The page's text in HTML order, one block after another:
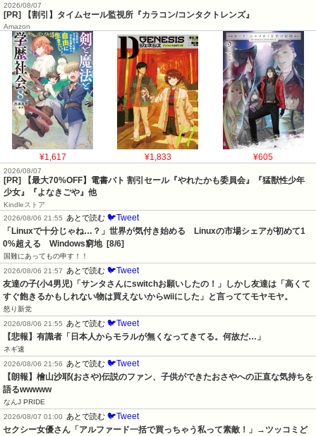
2026/08/07
[PR] 【割引】タイムセール監視所『カラコン/コンタクトレンズ』
Amazon
¥1,617 ¥1,833 ¥605
2026/08/07
[PR]
【最大70%OFF】電書バト 割引セール『やれたかも委員会』『猛獣性少年
少女』『よなきごや』他
Kindleストア
2026/08/06 21:55 あとで読む 🐦Tweet
「Linuxで十分じゃね…？」世界が気付き始める　Linuxの市場シェアが初めて1
0%超える　Windows窮地  [8/6]
国難にあってもの申す！！
2026/08/06 21:57 あとで読む 🐦Tweet
友達の子(小4男児)「サンタさんにswitchお願いしたの！」しかし友達は「高くて
すぐ飽きるかもしれない物は買えないからwiiにした」と言っててモヤモヤ。
怒り新党
2026/08/06 21:55 あとで読む 🐦Tweet
【悲報】有識者「日本人からモラルが無くなってきてる。何故だ…」
ネギ速
2026/08/06 21:56 あとで読む 🐦Tweet
【朗報】檜山沙耶(おさや)伝説のファン、子供ができたおさやへの正直な気持ちを
語るwwwww
なんJ PRIDE
2026/08/07 01:00 あとで読む 🐦Tweet
セクシー女優さん「アルファード一括で買っちゃう私って素敵！」→ツッコミど